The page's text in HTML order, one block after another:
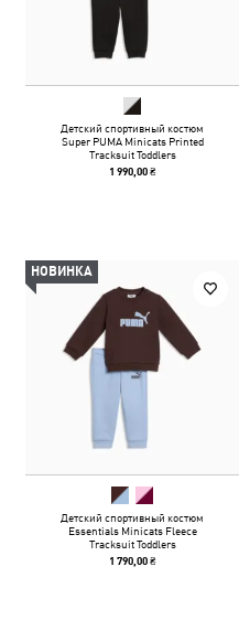
Детский спортивный костюм
Super PUMA Minicats Printed
Tracksuit Toddlers
1 990,00 ₴
НОВИНКА
Детский спортивный костюм
Essentials Minicats Fleece
Tracksuit Toddlers
1 790,00 ₴